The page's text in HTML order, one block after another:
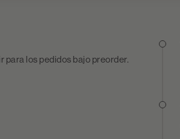
para los pedidos bajo preorder.